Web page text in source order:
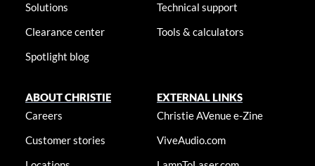
Solutions
Clearance center
Spotlight blog
Technical support
Tools & calculators
ABOUT CHRISTIE
Careers
Customer stories
EXTERNAL LINKS
Christie AVenue e-Zine
ViveAudio.com